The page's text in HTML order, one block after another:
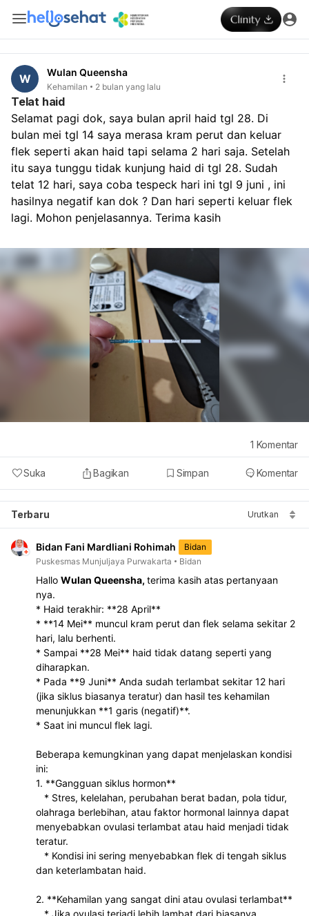
W Wulan Queensha
Kehamilan 2 bulan yang lalu
Telat haid
Selamat pagi dok, saya bulan april haid tgl 28. Di
bulan mei tgl 14 saya merasa kram perut dan keluar
flek seperti akan haid tapi selama 2 hari saja. Setelah
itu saya tunggu tidak kunjung haid di tgl 28. Sudah
telat 12 hari, saya coba tespeck hari ini tgl 9 juni , ini
hasilnya negatif kan dok ? Dan hari seperti keluar flek
lagi. Mohon penjelasannya. Terima kasih
Suka Bagikan Simpan Komentar
1 Komentar
Terbaru Urutkan
Bidan Fani Mardliani Rohimah
Bidan
Puskesmas Munjuljaya Purwakarta
Bidan
Hallo Wulan Queensha, terima kasih atas pertanyaan
nya.
* Haid terakhir: **28 April**
* **14 Mei** muncul kram perut dan flek selama sekitar 2
hari, lalu berhenti.
* Sampai **28 Mei** haid tidak datang seperti yang
diharapkan.
* Pada **9 Juni** Anda sudah terlambat sekitar 12 hari
(jika siklus biasanya teratur) dan hasil tes kehamilan
menunjukkan **1 garis (negatif)**.
* Saat ini muncul flek lagi.
Beberapa kemungkinan yang dapat menjelaskan kondisi
ini:
1. **Gangguan siklus hormon**
olahraga berlebihan, atau faktor hormonal lainnya dapat
menyebabkan ovulasi terlambat atau haid menjadi tidak
teratur.
dan keterlambatan haid.
2. **Kehamilan yang sangat dini atau ovulasi terlambat**